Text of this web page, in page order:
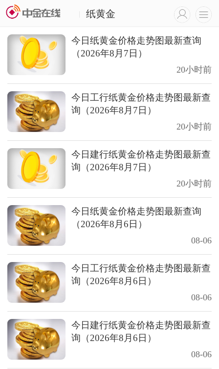
纸黄金
今日纸黄金价格走势图最新查询
（2026年8月7日）
20小时前
今日工行纸黄金价格走势图最新查
询（2026年8月7日）
20小时前
今日建行纸黄金价格走势图最新查
询（2026年8月7日）
20小时前
今日纸黄金价格走势图最新查询
（2026年8月6日）
08-06
今日工行纸黄金价格走势图最新查
询（2026年8月6日）
08-06
今日建行纸黄金价格走势图最新查
询（2026年8月6日）
08-06